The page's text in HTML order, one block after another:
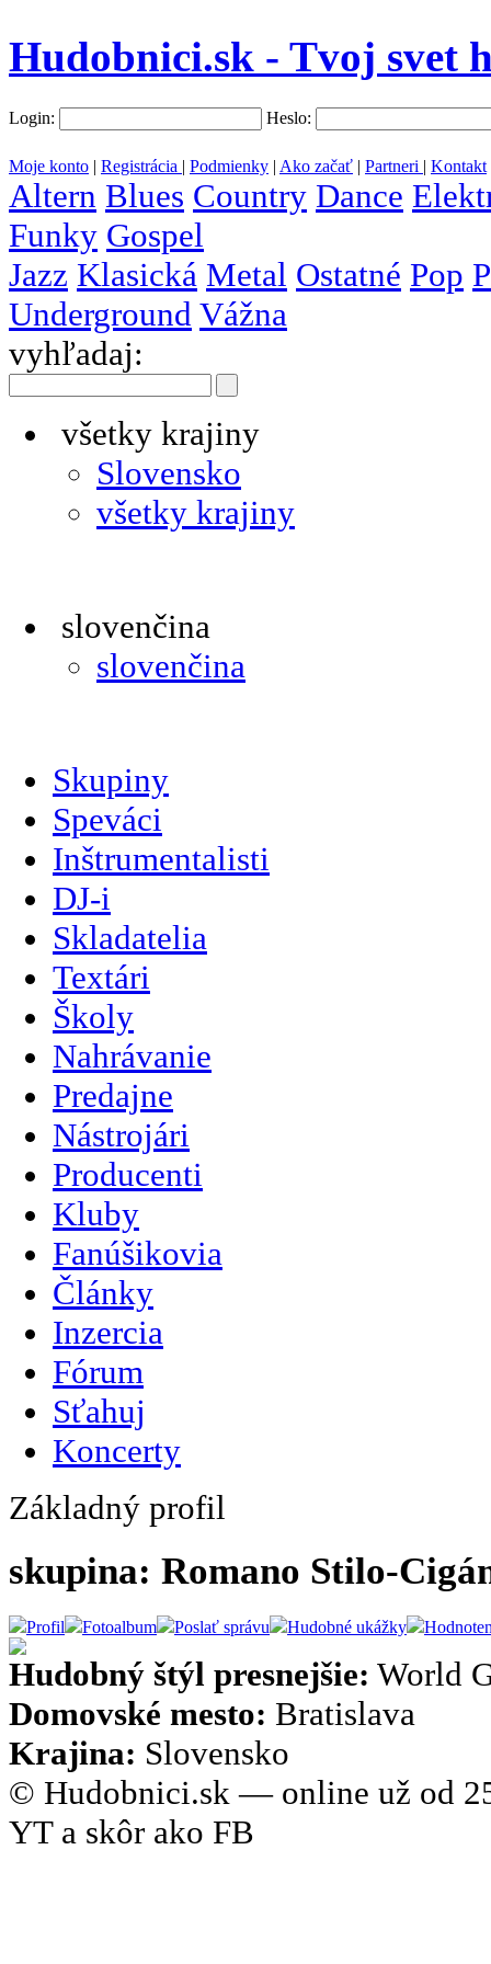
Hudobnici.sk - Tvoj svet
Login: Heslo:
Moje konto | Registrácia | Podmienky | Ako začať | Partneri | Kontakt
Altern Blues Country Dance
Funky Gospel
Jazz Klasická Metal Ostatné Pop
Underground Vážna
vyhľadaj:
všetky krajiny
Slovensko
všetky krajiny
slovenčina
slovenčina
Skupiny
Speváci
Inštrumentalisti
DJ-i
Skladatelia
Textári
Školy
Nahrávanie
Predajne
Nástrojári
Producenti
Kluby
Fanúšikovia
Články
Inzercia
Fórum
Sťahuj
Koncerty
Základný profil
skupina: Romano Stilo-
Profil Fotoalbum Poslať správu Hudobné ukážky
Hudobný štýl presnejšie: World
Domovské mesto: Bratislava
Krajina: Slovensko
© Hudobnici.sk — online už od
YT a skôr ako FB